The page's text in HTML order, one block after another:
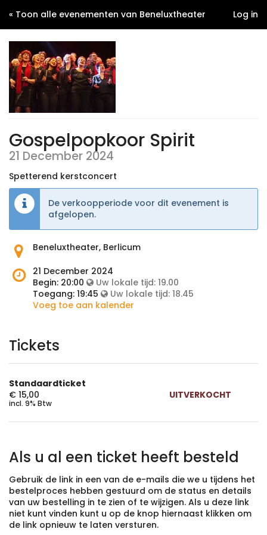
Log in
« Toon alle evenementen van Beneluxtheater
Gospelpopkoor Spirit
21 December 2024
Spetterend kerstconcert
De verkoopperiode voor dit evenement is
afgelopen.
Waar
het
evenement
plaats?
Beneluxtheater, Berlicum
Wanneer
is
het
evenement?
21 December 2024
Begin: 20:00 Uw lokale tijd: 19.00
Toegang: 19:45 Uw lokale tijd: 18.45
Voeg toe aan kalender
Tickets
Standaardticket
€ 15,00
incl. 9% Btw
UITVERKOCHT
Als u al een ticket heeft besteld
Gebruik de link in een van de e-mails die we u tijdens het
bestelproces hebben gestuurd om de status en details
van uw bestelling in te zien of te wijzigen. Als u deze link
niet kunt vinden kunt u op de knop hiernaast klikken om
de link opnieuw te laten versturen.